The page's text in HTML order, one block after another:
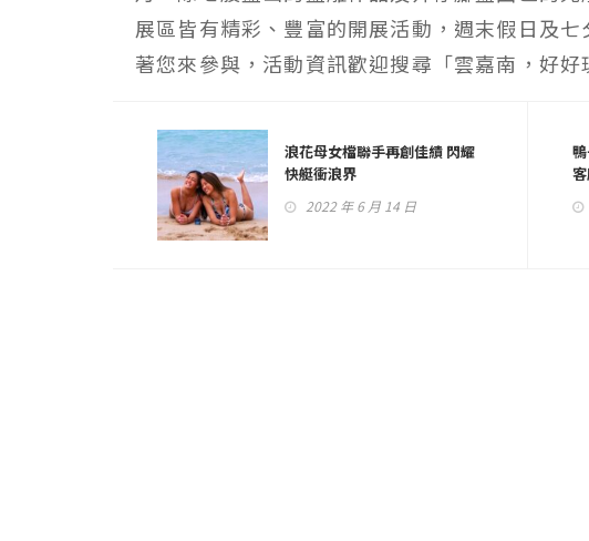
展區皆有精彩、豐富的開展活動，週末假日及
著您來參與，活動資訊歡迎搜尋「雲嘉南，好好
浪花母女檔聯手再創佳績 閃耀
快艇衝浪界
2022 年 6 月 14 日